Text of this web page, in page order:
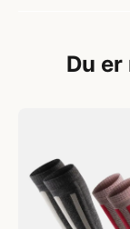
Du